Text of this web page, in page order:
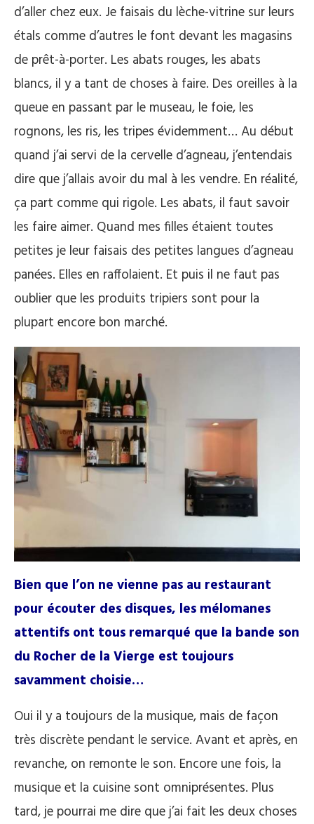
d’aller chez eux. Je faisais du lèche-vitrine sur leurs
étals comme d’autres le font devant les magasins
de prêt-à-porter. Les abats rouges, les abats
blancs, il y a tant de choses à faire. Des oreilles à la
queue en passant par le museau, le foie, les
rognons, les ris, les tripes évidemment… Au début
quand j’ai servi de la cervelle d’agneau, j’entendais
dire que j’allais avoir du mal à les vendre. En réalité,
ça part comme qui rigole. Les abats, il faut savoir
les faire aimer. Quand mes filles étaient toutes
petites je leur faisais des petites langues d’agneau
panées. Elles en raffolaient. Et puis il ne faut pas
oublier que les produits tripiers sont pour la
plupart encore bon marché.
Bien que l’on ne vienne pas au restaurant
pour écouter des disques, les mélomanes
attentifs ont tous remarqué que la bande son
du Rocher de la Vierge est toujours
savamment choisie…
Oui il y a toujours de la musique, mais de façon
très discrète pendant le service. Avant et après, en
revanche, on remonte le son. Encore une fois, la
musique et la cuisine sont omniprésentes. Plus
tard, je pourrai me dire que j’ai fait les deux choses